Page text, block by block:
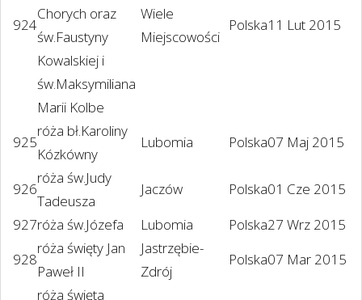
924
Chorych oraz
św.Faustyny
Kowalskiej i
św.Maksymiliana
Marii Kolbe
Wiele
Miejscowości
Polska11 Lut 2015
925
róża bł.Karoliny
Kózkówny
Lubomia Polska07 Maj 2015
926
róża św.Judy
Tadeusza
Jaczów Polska01 Cze 2015
927róża św.Józefa Lubomia Polska27 Wrz 2015
928
róża święty Jan
Paweł II
Jastrzębie-
Zdrój
Polska07 Mar 2015
róża święta